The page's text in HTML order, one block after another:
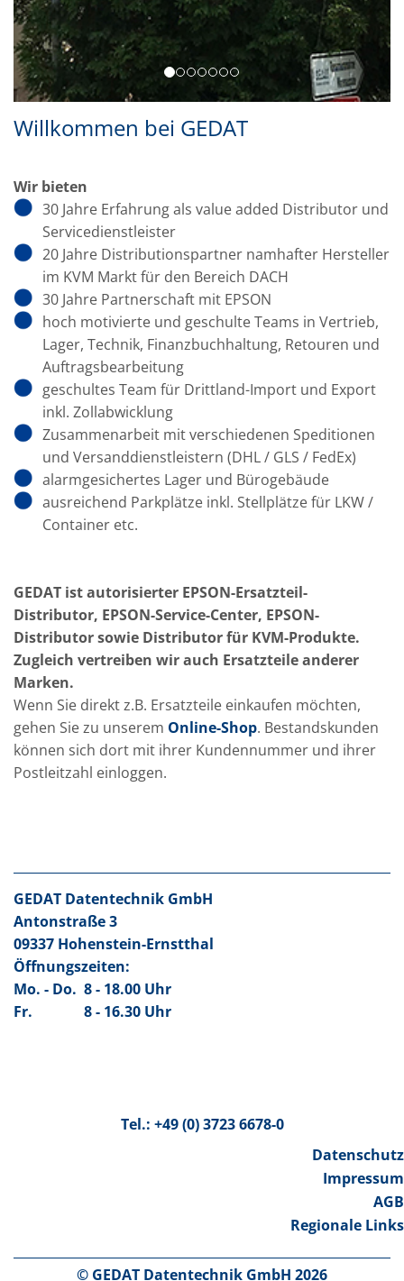
Willkommen bei GEDAT
Wir bieten
30 Jahre Erfahrung als value added Distributor und
Servicedienstleister
20 Jahre Distributionspartner namhafter Hersteller
im KVM Markt für den Bereich DACH
30 Jahre Partnerschaft mit EPSON
hoch motivierte und geschulte Teams in Vertrieb,
Lager, Technik, Finanzbuchhaltung, Retouren und
Auftragsbearbeitung
geschultes Team für Drittland-Import und Export
inkl. Zollabwicklung
Zusammenarbeit mit verschiedenen Speditionen
und Versanddienstleistern (DHL / GLS / FedEx)
alarmgesichertes Lager und Bürogebäude
ausreichend Parkplätze inkl. Stellplätze für LKW /
Container etc.
GEDAT ist autorisierter EPSON-Ersatzteil-
Distributor, EPSON-Service-Center, EPSON-
Distributor sowie Distributor für KVM-Produkte.
Zugleich vertreiben wir auch Ersatzteile anderer
Marken.
Wenn Sie direkt z.B. Ersatzteile einkaufen möchten,
gehen Sie zu unserem Online-Shop. Bestandskunden
können sich dort mit ihrer Kundennummer und ihrer
Postleitzahl einloggen.
GEDAT Datentechnik GmbH
Antonstraße 3
09337 Hohenstein-Ernstthal
Öffnungszeiten:
Mo. - Do. 8 - 18.00 Uhr
Fr.
8 - 16.30 Uhr
Tel.: +49 (0) 3723 6678-0
Datenschutz
Impressum
AGB
Regionale Links
© GEDAT Datentechnik GmbH 2026